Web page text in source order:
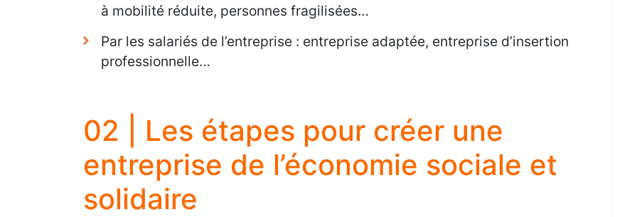
à mobilité réduite, personnes fragilisées…
Par les salariés de l’entreprise : entreprise adaptée, entreprise d’insertion
professionnelle…
02 | Les étapes pour créer une
entreprise de l’économie sociale et
solidaire